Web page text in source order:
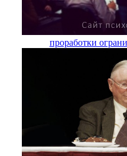
проработки